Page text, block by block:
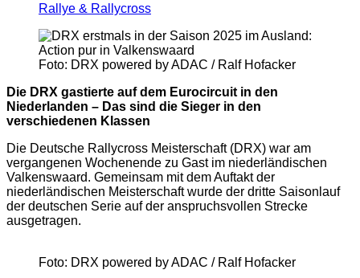
Rallye & Rallycross
Foto: DRX powered by ADAC / Ralf Hofacker
Die DRX gastierte auf dem Eurocircuit in den
Niederlanden – Das sind die Sieger in den
verschiedenen Klassen
Die Deutsche Rallycross Meisterschaft (DRX) war am
vergangenen Wochenende zu Gast im niederländischen
Valkenswaard. Gemeinsam mit dem Auftakt der
niederländischen Meisterschaft wurde der dritte Saisonlauf
der deutschen Serie auf der anspruchsvollen Strecke
ausgetragen.
Foto: DRX powered by ADAC / Ralf Hofacker